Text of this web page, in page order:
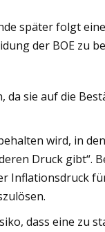
später folgt
der BOE zu
sie auf die
wird, in
Druck gibt“.
Inflationsdruck
dass eine zu